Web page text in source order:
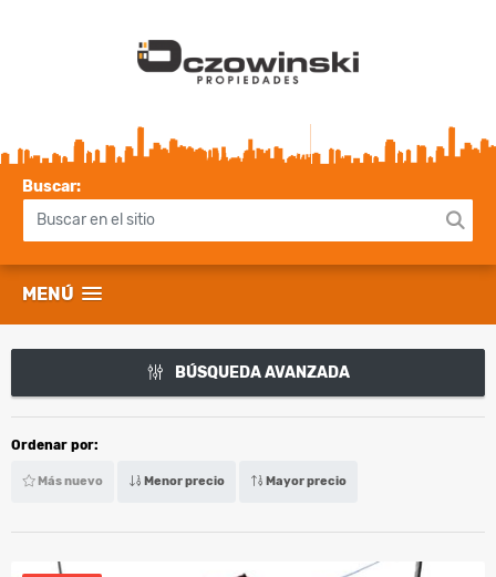
Buscar:
MENÚ
BÚSQUEDA AVANZADA
Ordenar por:
Más nuevo Menor precio Mayor precio